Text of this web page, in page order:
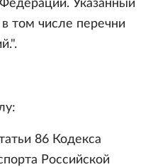
Указанный
том числе перечни
86 Кодекса
Российской